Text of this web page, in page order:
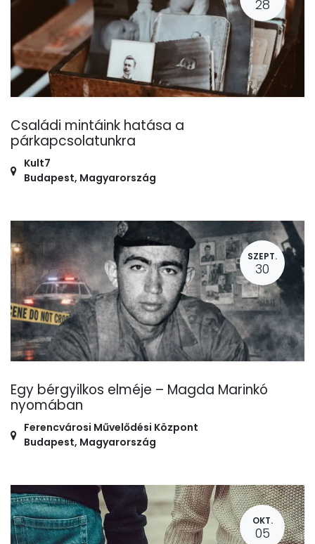
28
Családi mintáink hatása a
párkapcsolatunkra
Kult7
Budapest, Magyarország
SZEPT.
30
Egy bérgyilkos elméje – Magda Marinkó
nyomában
Ferencvárosi Művelődési Központ
Budapest, Magyarország
OKT.
05